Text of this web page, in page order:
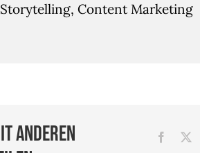
Storytelling, Content Marketing
anderen